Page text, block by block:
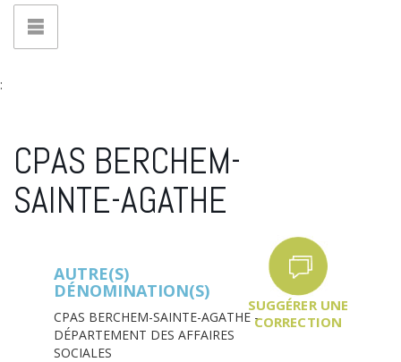
:
CPAS BERCHEM-
SAINTE-AGATHE
AUTRE(S)
DÉNOMINATION(S)
CPAS BERCHEM-SAINTE-AGATHE -
DÉPARTEMENT DES AFFAIRES
SOCIALES
SUGGÉRER UNE
CORRECTION